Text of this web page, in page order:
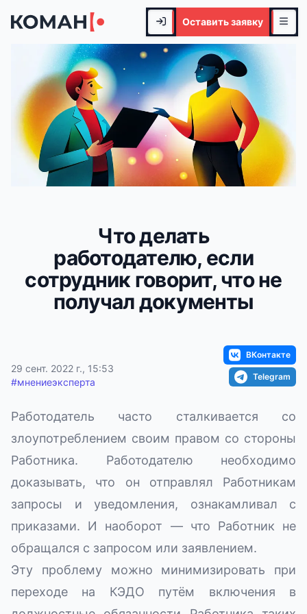
Оставить заявку
Что делать
работодателю, если
сотрудник говорит, что не
получал документы
29 сент. 2022 г., 15:53
#мнениеэксперта
ВКонтакте
Telegram
Работодатель часто сталкивается со
злоупотреблением своим правом со стороны
Работника. Работодателю необходимо
доказывать, что он отправлял Работникам
запросы и уведомления, ознакамливал с
приказами. И наоборот — что Работник не
обращался с запросом или заявлением.
Эту проблему можно минимизировать при
переходе на КЭДО путём включения в